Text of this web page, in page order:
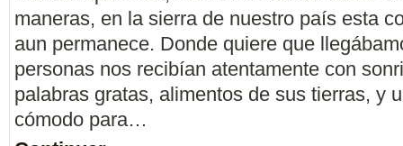
maneras, en la sierra de nuestro país esta
aun permanece. Donde quiere que
personas nos recibían atentamente con
palabras gratas, alimentos de sus tierras, y
cómodo para…